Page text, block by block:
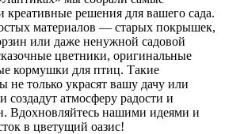
решения для вашего сада.
материалов — старых покрышек,
или даже ненужной садовой
цветники, оригинальные
кормушки для птиц. Такие
не только украсят вашу дачу или
создадут атмосферу радости и
Вдохновляйтесь нашими идеями и
в цветущий оазис!